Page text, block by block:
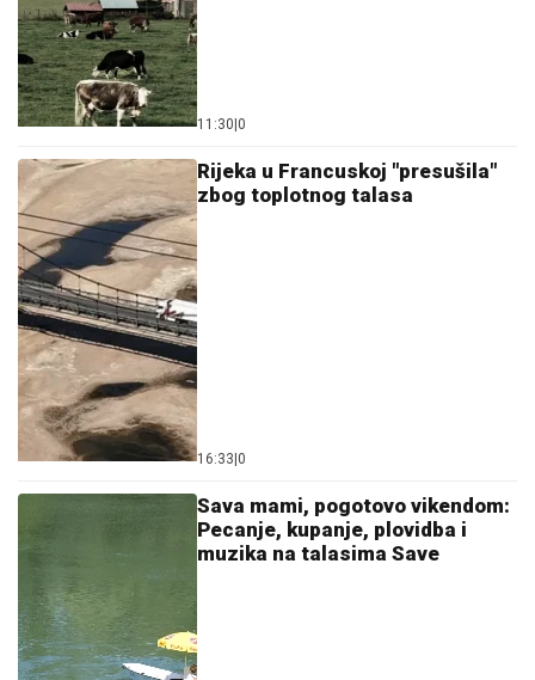
11:30 0
Rijeka u Francuskoj "presušila"
zbog toplotnog talasa
16:33 0
Sava mami, pogotovo vikendom:
Pecanje, kupanje, plovidba i
muzika na talasima Save